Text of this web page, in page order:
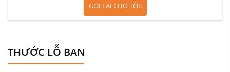
GỌI LẠI CHO TÔI!
THƯỚC LỖ BAN